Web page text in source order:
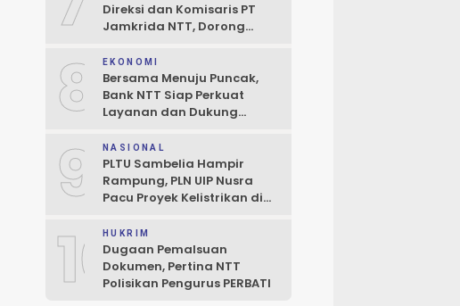
Direksi dan Komisaris PT
Jamkrida NTT, Dorong
Kredit UMKM
8 EKONOMI
Bersama Menuju Puncak,
Bank NTT Siap Perkuat
Layanan dan Dukung
9 NASIONAL
PLTU Sambelia Hampir
Rampung, PLN UIP Nusra
Pacu Proyek Kelistrikan di
10HUKRIM
Dugaan Pemalsuan
Dokumen, Pertina NTT
Polisikan Pengurus PERBATI